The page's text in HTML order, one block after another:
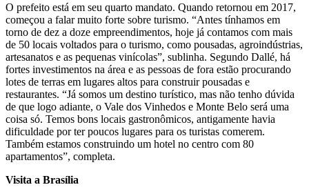
O prefeito está em seu quarto mandato. Quando retornou em 2017,
começou a falar muito forte sobre turismo. “Antes tínhamos em
torno de dez a doze empreendimentos, hoje já contamos com mais
de 50 locais voltados para o turismo, como pousadas, agroindústrias,
artesanatos e as pequenas vinícolas”, sublinha. Segundo Dallé, há
fortes investimentos na área e as pessoas de fora estão procurando
lotes de terras em lugares altos para construir pousadas e
restaurantes. “Já somos um destino turístico, mas não tenho dúvida
de que logo adiante, o Vale dos Vinhedos e Monte Belo será uma
coisa só. Temos bons locais gastronômicos, antigamente havia
dificuldade por ter poucos lugares para os turistas comerem.
Também estamos construindo um hotel no centro com 80
apartamentos”, completa.
Visita a Brasília